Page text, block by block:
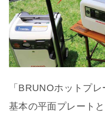
「BRUNOホットプ
基本の平面プレート